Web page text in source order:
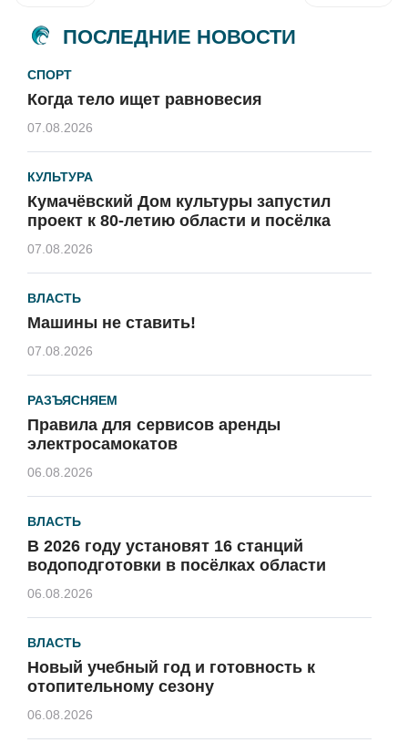
ПОСЛЕДНИЕ НОВОСТИ
СПОРТ
Когда тело ищет равновесия
07.08.2026
КУЛЬТУРА
Кумачёвский Дом культуры запустил
проект к 80-летию области и посёлка
07.08.2026
ВЛАСТЬ
Машины не ставить!
07.08.2026
РАЗЪЯСНЯЕМ
Правила для сервисов аренды
электросамокатов
06.08.2026
ВЛАСТЬ
В 2026 году установят 16 станций
водоподготовки в посёлках области
06.08.2026
ВЛАСТЬ
Новый учебный год и готовность к
отопительному сезону
06.08.2026